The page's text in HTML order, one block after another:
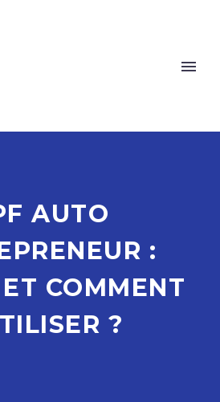
AUTO
:
COMMENT
?